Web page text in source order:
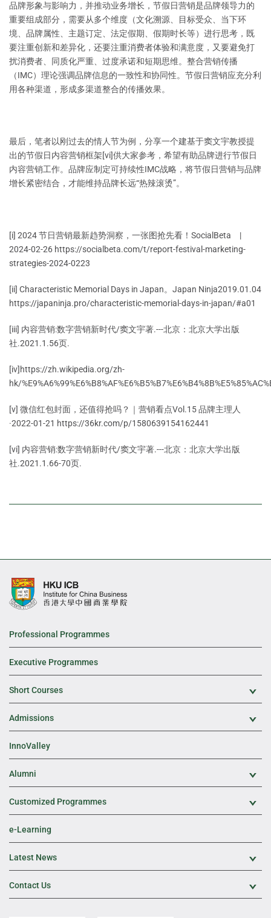
品牌形象与影响力，并推动业务增长，节假日营销是品牌领导力的
重要组成部分，需要从多个维度（文化溯源、目标受众、当下环
境、品牌属性、主题订定、法定假期、假期时长等）进行思考，既
要注重创新和差异化，还要注重消费者体验和满意度，又要避免打
扰消费者、同质化严重、过度承诺和短期思维。整合营销传播
（IMC）理论强调品牌信息的一致性和协同性。节假日营销应充分利
用各种渠道，形成多渠道整合的传播效果。
最后，笔者以刚过去的情人节为例，分享一个建基于窦文宇教授提
出的节假日内容营销框架[vi]供大家参考，希望有助品牌进行节假日
内容营销工作。品牌应制定可持续性IMC战略，将节假日营销与品牌
增长紧密结合，才能维持品牌长远“热辣滚烫”。
[i] 2024 节日营销最新趋势洞察，一张图抢先看！SocialBeta |
2024-02-26 https://socialbeta.com/t/report-festival-marketing-
strategies-2024-0223
[ii] Characteristic Memorial Days in Japan。Japan Ninja2019.01.04
https://japaninja.pro/characteristic-memorial-days-in-japan/#a01
[iii] 内容营销:数字营销新时代/窦文宇著.---北京：北京大学出版
社.2021.1.56页.
[iv]https://zh.wikipedia.org/zh-
hk/
[v] 微信红包封面，还值得抢吗？｜营销看点Vol.15 品牌主理人
·2022-01-21 https://36kr.com/p/1580639154162441
[vi] 内容营销:数字营销新时代/窦文宇著.---北京：北京大学出版
社.2021.1.66-70页.
Professional Programmes
Executive Programmes
Short Courses
Admissions
InnoValley
Alumni
Customized Programmes
e-Learning
Latest News
Contact Us